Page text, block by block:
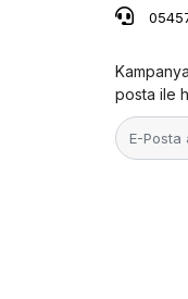
posta ile